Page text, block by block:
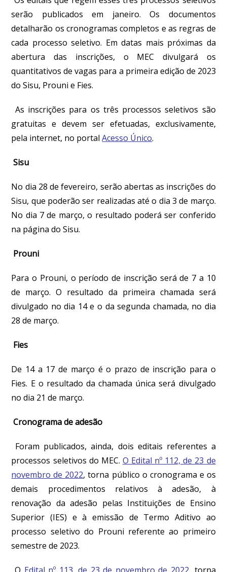
serão publicados em janeiro. Os documentos
detalharão os cronogramas completos e as regras de
cada processo seletivo. Em datas mais próximas da
abertura das inscrições, o MEC divulgará os
quantitativos de vagas para a primeira edição de 2023
do Sisu, Prouni e Fies.
As inscrições para os três processos seletivos são
gratuitas e devem ser efetuadas, exclusivamente,
pela internet, no portalAcesso Único.
Sisu
No dia 28 de fevereiro, serão abertas as inscrições do
Sisu, que poderão ser realizadas até o dia 3 de março.
No dia 7 de março, o resultado poderá ser conferido
na página do Sisu.
Prouni
Para o Prouni, o período de inscrição será de 7 a 10
de março. O resultado da primeira chamada será
divulgado no dia 14 e o da segunda chamada, no dia
28 de março.
Fies
De 14 a 17 de março é o prazo de inscrição para o
Fies. E o resultado da chamada única será divulgado
no dia 21 de março.
Cronograma de adesão
Foram publicados, ainda, dois editais referentes a
processos seletivos do MEC. O Edital nº 112, de 23 de
novembro de 2022, torna público o cronograma e os
demais procedimentos relativos à adesão, à
renovação da adesão pelas Instituições de Ensino
Superior (IES) e à emissão de Termo Aditivo ao
processo seletivo do Prouni referente ao primeiro
semestre de 2023.